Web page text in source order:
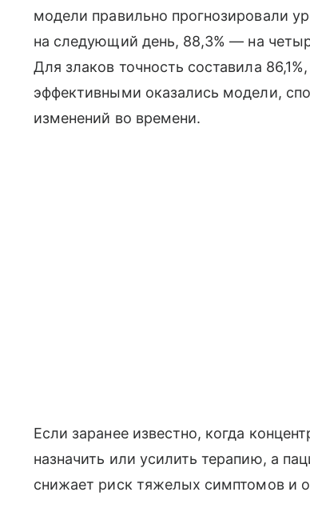
модели правильно прогнозировали
на следующий день, 88,3% — на
Для злаков точность составила
эффективными оказались модели,
изменений во времени.
Если заранее известно, когда
назначить или усилить терапию, а
снижает риск тяжелых симптомов и